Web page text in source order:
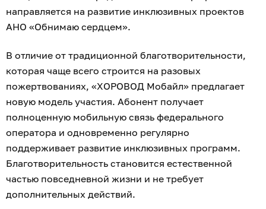
направляется на развитие инклюзивных проектов
АНО «Обнимаю сердцем».
В отличие от традиционной благотворительности,
которая чаще всего строится на разовых
пожертвованиях, «ХОРОВОД Мобайл» предлагает
новую модель участия. Абонент получает
полноценную мобильную связь федерального
оператора и одновременно регулярно
поддерживает развитие инклюзивных программ.
Благотворительность становится естественной
частью повседневной жизни и не требует
дополнительных действий.